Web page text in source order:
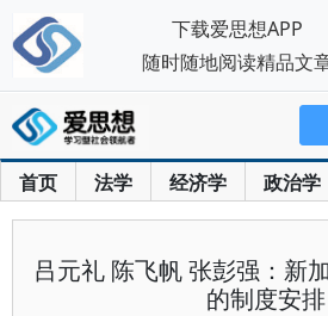
首页 法学 经济学 政治学
吕元礼 陈飞帆 张彭强：新
的制度安排
下载爱思想APP
随时随地阅读精品文